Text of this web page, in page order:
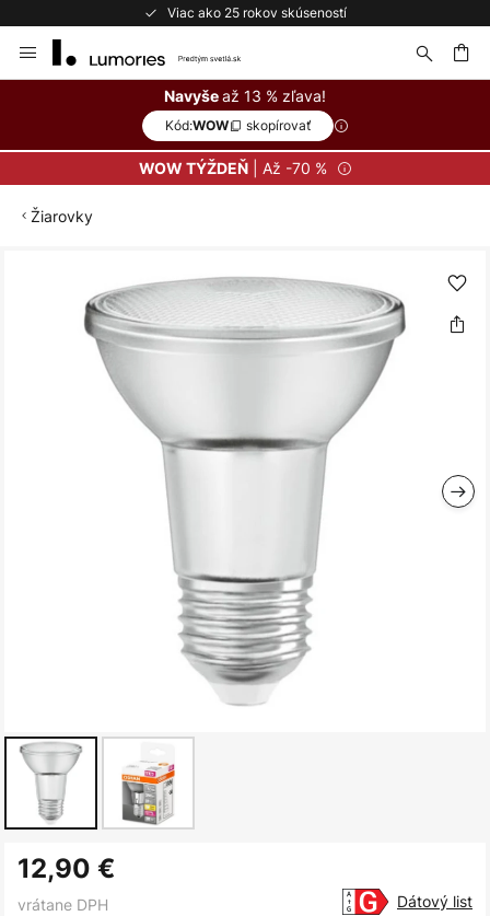
Viac ako 25 rokov skúseností
to
Navyšeaž 13 % zľava!
Kód:WOW skopírovať
WOW TÝŽDEŇ| Až -70 %
Žiarovky
na
začiatok
12,90 €
vrátane DPH Dátový list